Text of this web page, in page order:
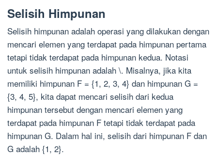
Selisih Himpunan
Selisih himpunan adalah operasi yang dilakukan dengan
mencari elemen yang terdapat pada himpunan pertama
tetapi tidak terdapat pada himpunan kedua. Notasi
untuk selisih himpunan adalah \. Misalnya, jika kita
memiliki himpunan F = {1, 2, 3, 4} dan himpunan G =
{3, 4, 5}, kita dapat mencari selisih dari kedua
himpunan tersebut dengan mencari elemen yang
terdapat pada himpunan F tetapi tidak terdapat pada
himpunan G. Dalam hal ini, selisih dari himpunan F dan
G adalah {1, 2}.